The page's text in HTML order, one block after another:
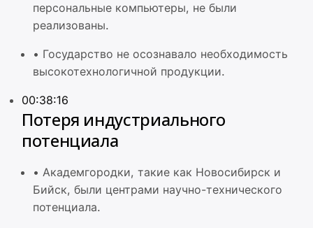
персональные компьютеры, не были
реализованы.
• Государство не осознавало необходимость
высокотехнологичной продукции.
00:38:16
Потеря индустриального
потенциала
• Академгородки, такие как Новосибирск и
Бийск, были центрами научно-технического
потенциала.